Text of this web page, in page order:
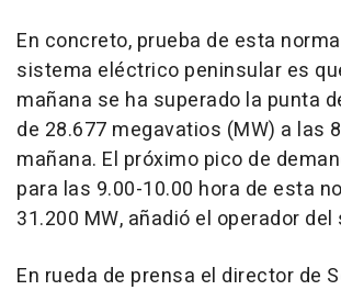
En concreto, prueba de esta
sistema eléctrico peninsular es
mañana se ha superado la punta
de 28.677 megavatios (MW) a las
mañana. El próximo pico de
para las 9.00-10.00 hora de esta
31.200 MW, añadió el operador
En rueda de prensa el director de